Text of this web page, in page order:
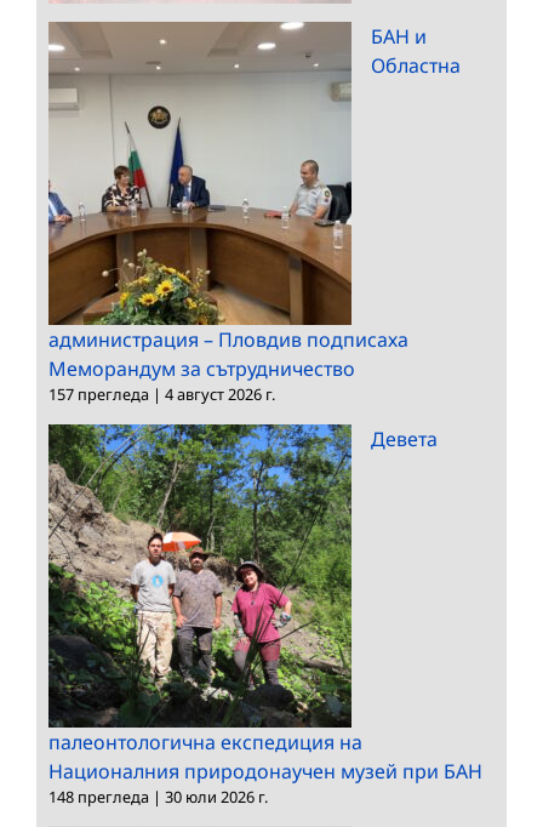
БАН и
Областна
администрация – Пловдив подписаха
Меморандум за сътрудничество
157 прегледа | 4 август 2026 г.
Девета
палеонтологична експедиция на
Националния природонаучен музей при БАН
148 прегледа | 30 юли 2026 г.